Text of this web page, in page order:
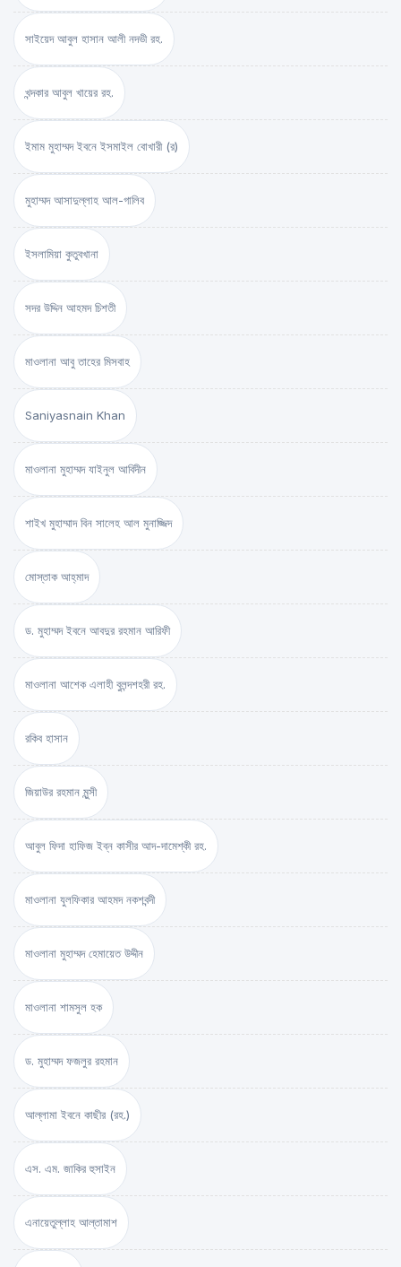
সাইয়েদ আবুল হাসান আলী নদভী রহ.
খন্দকার আবুল খায়ের রহ.
ইমাম মুহাম্মদ ইবনে ইসমাইল বোখারী (র)
মুহাম্মদ আসাদুল্লাহ আল-গালিব
ইসলামিয়া কুতুবখানা
সদর উদ্দিন আহমদ চিশতী
মাওলানা আবু তাহের মিসবাহ
Saniyasnain Khan
মাওলানা মুহাম্মদ যাইনুল আবিদীন
শাইখ মুহাম্মাদ বিন সালেহ আল মুনাজ্জিদ
মোস্তাক আহ্‌মাদ
ড. মুহাম্মদ ইবনে আবদুর রহমান আরিফী
মাওলানা আশেক এলাহী বুলন্দশহরী রহ.
রকিব হাসান
জিয়াউর রহমান মুন্সী
আবুল ফিদা হাফিজ ইব্‌ন কাসীর আদ-দামেশ্‌কী রহ.
মাওলানা যুলফিকার আহমদ নকশবন্দী
মাওলানা মুহাম্মদ হেমায়েত উদ্দীন
মাওলানা শামসুল হক
ড. মুহাম্মদ ফজলুর রহমান
আল্লামা ইবনে কাছীর (রহ.)
এস. এম. জাকির হুসাইন
এনায়েতুল্লাহ আল্‌তামাশ